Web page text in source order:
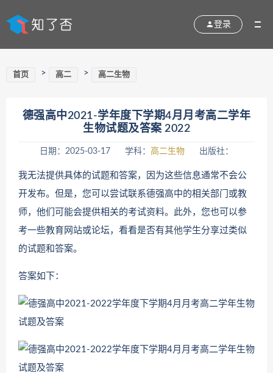
登录
首页 > 高二 > 高二生物
德强高中2021-学年度下学期4月月考高二学年
生物试题及答案 2022
日期：2025-03-17 学科： 高二生物 出版社：
我无法提供具体的试题和答案，因为这些信息通常不会公
开发布。但是，您可以尝试联系德强高中的相关部门或教
师，他们可能会提供相关的考试资料。此外，您也可以参
考一些教育网站或论坛，看看是否有其他学生分享过类似
的试题和答案。
答案如下：